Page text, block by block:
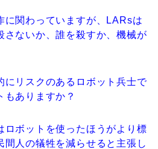
に関わっていますが、LARsは
さないか、誰を殺すか、機械が
リスクのあるロボット兵士で
もありますか？
ボットを使ったほうがより標
間人の犠牲を減らせると主張し